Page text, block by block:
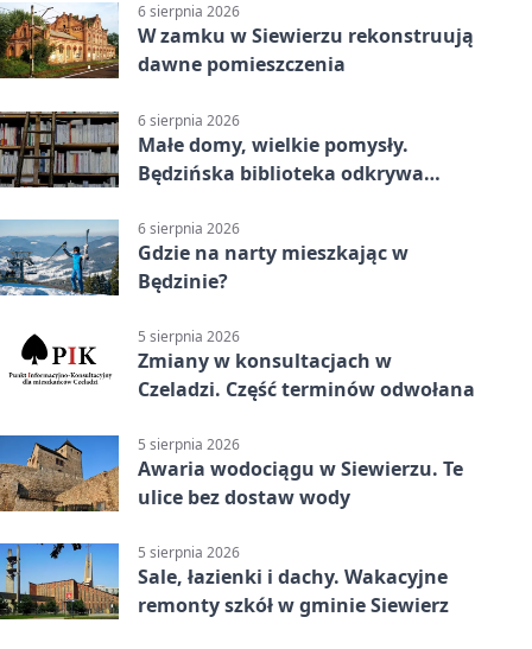
6 sierpnia 2026
W zamku w Siewierzu rekonstruują
dawne pomieszczenia
6 sierpnia 2026
Małe domy, wielkie pomysły.
Będzińska biblioteka odkrywa
6 sierpnia 2026
Gdzie na narty mieszkając w
Będzinie?
5 sierpnia 2026
Zmiany w konsultacjach w
Czeladzi. Część terminów odwołana
5 sierpnia 2026
Awaria wodociągu w Siewierzu. Te
ulice bez dostaw wody
5 sierpnia 2026
Sale, łazienki i dachy. Wakacyjne
remonty szkół w gminie Siewierz